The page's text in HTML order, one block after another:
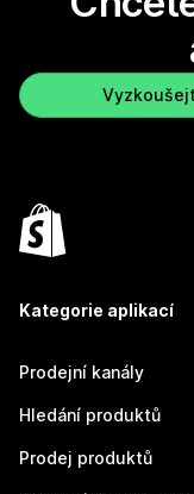
Kategorie aplikací
Prodejní kanály
Hledání produktů
Prodej produktů